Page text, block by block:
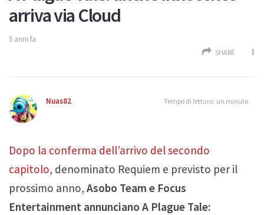
arriva via Cloud
5 anni fa
SHARE
Nuas82 Tempo di lettura: un minuto
Dopo la conferma dell’arrivo del secondo
capitolo, denominato Requiem e previsto per il
prossimo anno, Asobo Team e Focus
Entertainment annunciano A Plague Tale: